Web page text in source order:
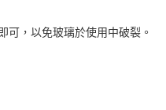
可，以免玻璃於使用中破裂。